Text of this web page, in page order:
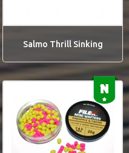
Salmo Thrill Sinking